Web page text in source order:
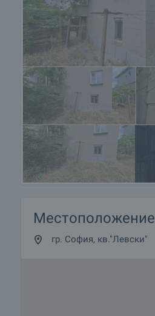
Местоположение
гр. София, кв."Левски"